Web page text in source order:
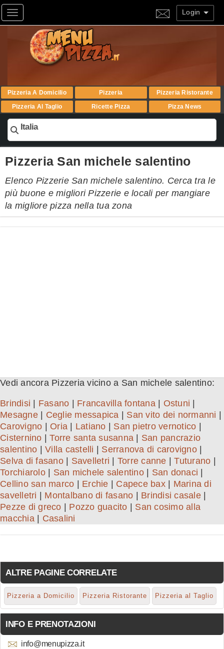
Toggle navigation Login
Pizzeria A Domicilio Pizzeria
Pizzeria Ristorante
Pizzeria Al Taglio
Ricette Pizza Pizza News
Italia
Pizzeria San michele salentino
Elenco Pizzerie San michele salentino. Cerca tra le
più buone e migliori Pizzerie e locali per mangiare
la migliore pizza nella tua zona
Vedi ancora Pizzeria vicino a San michele salentino:
Brindisi Fasano Francavilla fontana| Ostuni
Mesagne| Ceglie messapica San vito dei normanni
Carovigno
Oria Latiano San pietro vernotico
Cisternino |Torre santa susanna
San pancrazio
salentino
Villa castelli Serranova di carovigno|
Selva di fasano| Savelletri Torre canne |Tuturano
Torchiarolo| San michele salentino| San donaci
Cellino san marco
Erchie Capece bax| Marina di
savelletri
Montalbano di fasano Brindisi casale|
Pezze di greco
Pozzo guacito
San cosimo alla
macchia| Casalini
ALTRE PAGINE CORRELATE
Pizzeria a Domicilio Pizzeria Ristorante Pizzeria al Taglio
INFO E PRENOTAZIONI
info@menupizza.it